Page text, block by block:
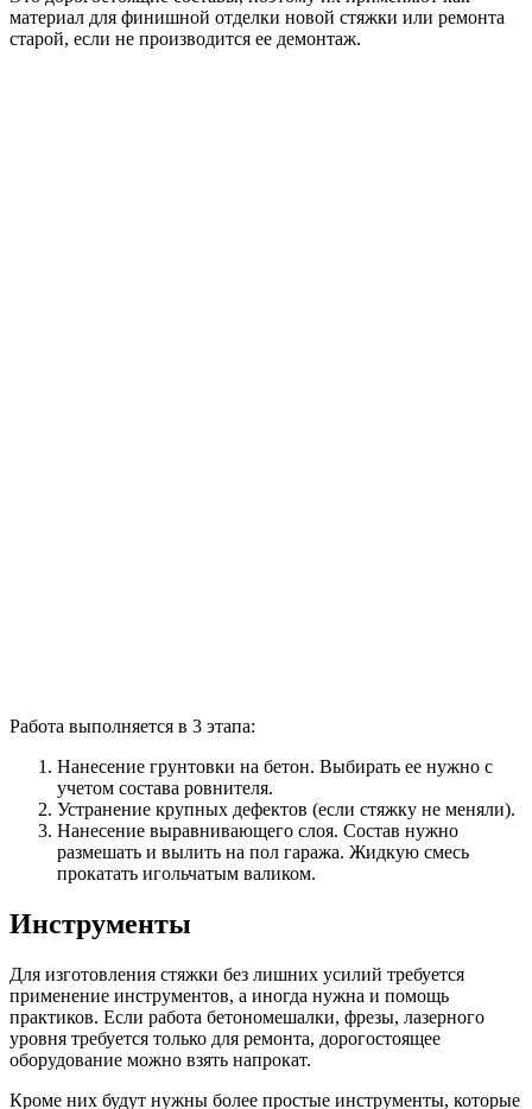
материал для финишной отделки новой стяжки или ремонта
старой, если не производится ее демонтаж.
Работа выполняется в 3 этапа:
Нанесение грунтовки на бетон. Выбирать ее нужно с
учетом состава ровнителя.
Устранение крупных дефектов (если стяжку не меняли).
Нанесение выравнивающего слоя. Состав нужно
размешать и вылить на пол гаража. Жидкую смесь
прокатать игольчатым валиком.
Инструменты
Для изготовления стяжки без лишних усилий требуется
применение инструментов, а иногда нужна и помощь
практиков. Если работа бетономешалки, фрезы, лазерного
уровня требуется только для ремонта, дорогостоящее
оборудование можно взять напрокат.
Кроме них будут нужны более простые инструменты, которые